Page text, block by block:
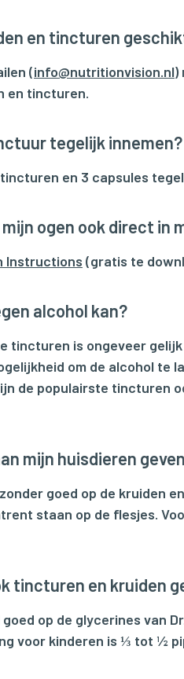
en tincturen
(info@nutritionvision.nl)
en tincturen.
tegelijk innemen?
en 3 capsules
ogen ook direct in
Instructions (gratis te
alcohol kan?
tincturen is ongeveer
om de alcohol te
de populairste tincturen
mijn huisdieren
goed op de kruiden
staan op de flesjes.
tincturen en kruiden
op de glycerines van
voor kinderen is ⅓ tot ½